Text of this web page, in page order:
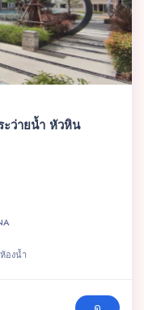
ว่ายน้ำ หัวหิน
องน้ำ